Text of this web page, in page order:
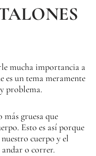
mucha importancia a
es un tema meramente
problema.
gruesa que
Esto es así porque
cuerpo y el
o correr.